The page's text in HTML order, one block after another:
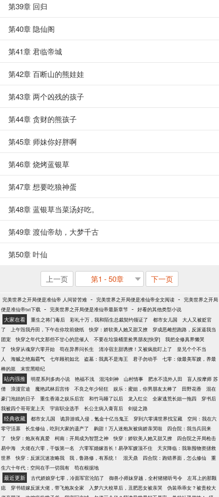
第39章 回归
第40章 隐仙阁
第41章 君临帝城
第42章 百断山的熊娃娃
第43章 两个凶残的孩子
第44章 贪财的熊孩子
第45章 师妹你好胖啊
第46章 烧烤蓝银草
第47章 想要吃狼神蛋
第48章 蓝银草当菜汤好吃。
第49章 渡仙帝劫，大梦千古
第50章 叶仙
上一页 第1 - 50章 下一页
完美世界之开局便是准仙帝 人间皆苦难 - 完美世界之开局便是准仙帝全文阅读 - 完美世界之开局
便是准仙帝txt下载 - 完美世界之开局便是准仙帝最新章节 - 好看的其他类型小说
大家在看 重生之将门毒后 彩礼十万，我和陌生总裁契约领证了 都市女儿国
大人又被贬官
了
上午毁我丹田，下午在你坟前烧纸 快穿：娇软美人她又甜又撩
穿成恶雌想跑路，反派逼我当
团宠
快穿之年代文那些不甘心的悲催人 不要在垃圾桶里捡男朋友[快穿]
我把全修真界懒哭
了
快穿从魂穿六零开始 苟在异界问长生 清冷宿主甜诱撩！又被疯批盯上了
皇兄个个不当
人
海贼之绝巅霸气 七年顾初如北 盗墓：我真不是海王 君子勿动手
七零：做最美军嫂，养最
棒的崽
末世黑暗纪
站内强推 明星系列多肉小说 艳福不浅 混沌剑神 山村情事 肥水不流外人田
盲人按摩师 苏
倩
浪漫官途 魔艳武林后宫传 不良之年少轻狂 娱乐：蜜姐，你男朋友太棒了 田野花香
混在
豪门泡妞的日子
重生香港之娱乐后宫 和竹马睡了以后 龙入红尘 全家逃荒长姐一拖四
穿书后
我被四个哥哥宠上天
宇宙职业选手 长公主病入膏肓后 剑徒之路
经典收藏 都市女儿国 诡异游戏入侵，氪金十亿当鬼王 穿到六零满世界找宝藏
空间：我在六
零守活寡
长生修仙，吃到大家的遗产了 齁甜！万人迷炮灰被病娇亲哭啦
四合院：我当兵回来
了
快穿：炮灰有真爱 柯南：开局成为智慧之神 快穿：娇软美人她又甜又撩
四合院之开局枪击
易中海
大佬在六零，干饭第一名 六零军婚嫁首长！易孕军嫂顶不住
天灾降临：我靠囤物资拯救
世界
快穿：反派沉迷攻略我 我，鲁路修，有系统！ 混天鼎 四合院：跑错界面，怎么修仙
重
生六十年代：空间在手一切我有
苟在根据地
最近更新 古代娇娘穿七零，冷面军官沦陷了 御兽小师妹穿越，全村猪猪听号令
左耳上的那颗
痣
穿书错嫁反派大佬，带飞炮灰全家 入梦六大校草后，丑肥恶女被亲哭
伪装乖乖女？被贵校大